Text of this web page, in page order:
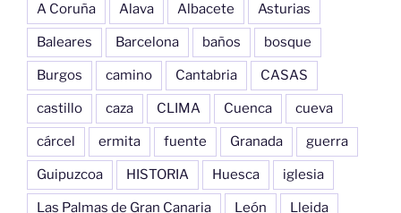
A Coruña Alava Albacete Asturias
Baleares Barcelona baños bosque
Burgos camino Cantabria CASAS
castillo caza CLIMA Cuenca cueva
cárcel ermita fuente Granada guerra
Guipuzcoa HISTORIA Huesca iglesia
Las Palmas de Gran Canaria León Lleida